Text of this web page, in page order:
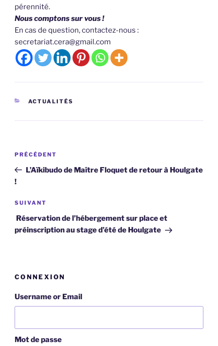
pérennité.
Nous comptons sur vous !
En cas de question, contactez-nous :
secretariat.cera@gmail.com
CATÉGORIES
ACTUALITÉS
Navigation
l’article
Article
précédent
PRÉCÉDENT
L’Aïkibudo de Maître Floquet de retour à Houlgate
!
Article
suivant
SUIVANT
Réservation de l’hébergement sur place et
préinscription au stage d’été de Houlgate
CONNEXION
Username or Email
Mot de passe